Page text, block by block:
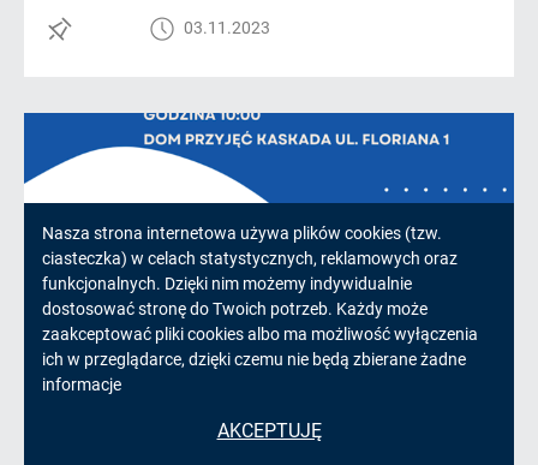
03.11.2023
Spotkanie seniorów w Krzyżowicach
Informacja
o
cookies!
Nasza strona internetowa używa plików cookies (tzw.
ciasteczka) w celach statystycznych, reklamowych oraz
funkcjonalnych. Dzięki nim możemy indywidualnie
dostosować stronę do Twoich potrzeb. Każdy może
zaakceptować pliki cookies albo ma możliwość wyłączenia
ich w przeglądarce, dzięki czemu nie będą zbierane żadne
informacje
AKCEPTUJĘ